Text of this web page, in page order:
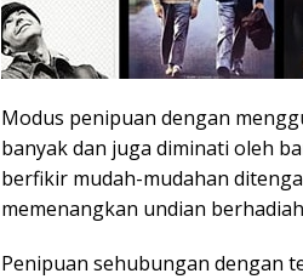
Modus penipuan dengan
banyak dan juga diminati oleh
berfikir mudah-mudahan
memenangkan undian
Penipuan sehubungan dengan